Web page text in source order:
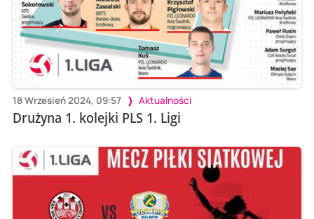
18 Wrzesień 2024, 09:57 Aktualności
Drużyna 1. kolejki PLS 1. Ligi